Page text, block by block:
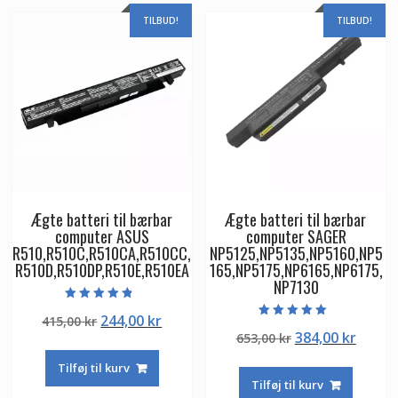
TILBUD!
Ægte batteri til bærbar
computer ASUS
R510,R510C,R510CA,R510CC,
R510D,R510DP,R510E,R510EA
4.50
ud af 5
415,00kr Den
pris
var:
244,00 krDen
Tilføj til kurv
TILBUD!
Ægte batteri til bærbar
computer SAGER
NP5125,NP5135,NP5160,NP5
165,NP5175,NP6165,NP6175,
NP7130
5.00
ud af 5
653,00kr Den
pris
384,00 krDen
Tilføj til kurv